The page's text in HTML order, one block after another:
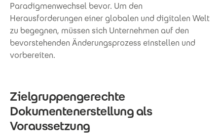
Paradigmenwechsel bevor. Um den
Herausforderungen einer globalen und digitalen Welt
zu begegnen, müssen sich Unternehmen auf den
bevorstehenden Änderungsprozess einstellen und
vorbereiten.
Zielgruppengerechte
Dokumentenerstellung als
Voraussetzung